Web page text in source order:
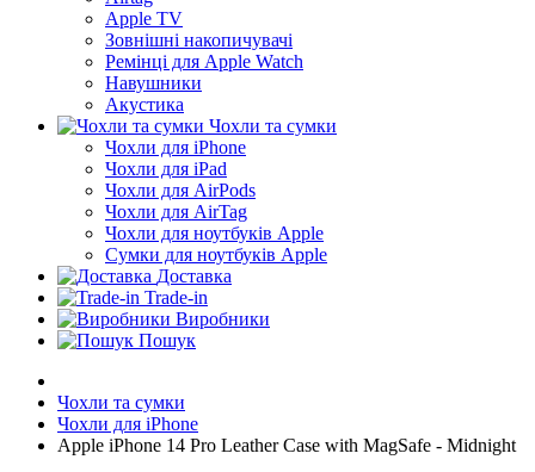
Apple TV
Зовнішні накопичувачі
Ремінці для Apple Watch
Навушники
Акустика
Чохли та сумки
Чохли для iPhone
Чохли для iPad
Чохли для AirPods
Чохли для AirTag
Чохли для ноутбуків Apple
Сумки для ноутбуків Apple
Доставка
Trade-in
Виробники
Пошук
Чохли та сумки
Чохли для iPhone
Apple iPhone 14 Pro Leather Case with MagSafe - Midnight